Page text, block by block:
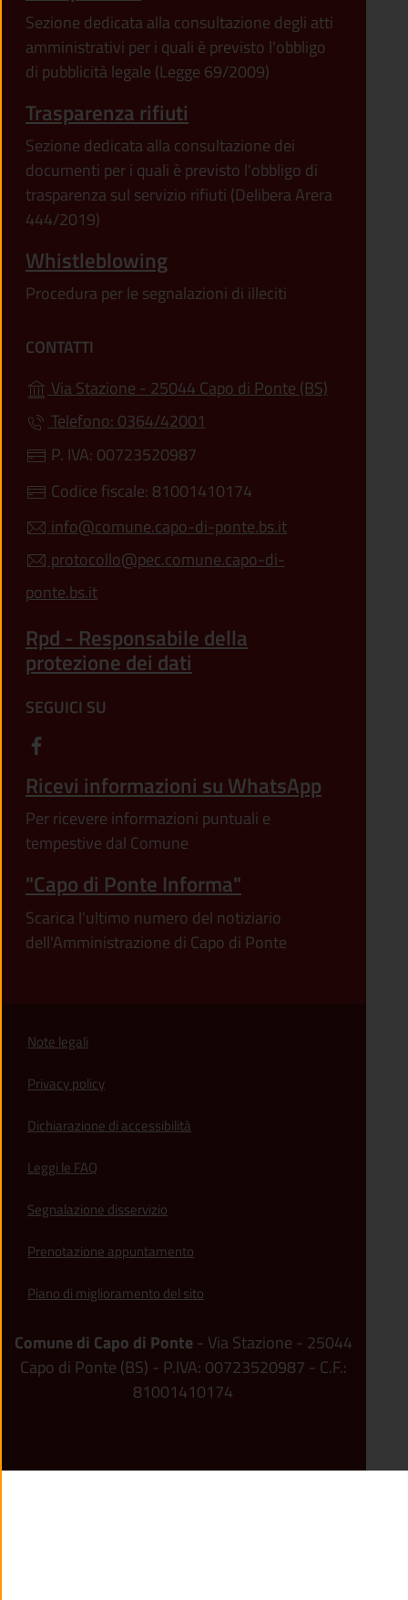
Sezione dedicata alla consultazione degli atti
amministrativi per i quali è previsto l'obbligo
di pubblicità legale (Legge 69/2009)
Trasparenza rifiuti
Sezione dedicata alla consultazione dei
documenti per i quali è previsto l'obbligo di
trasparenza sul servizio rifiuti (Delibera Arera
444/2019)
Whistleblowing
Procedura per le segnalazioni di illeciti
CONTATTI
Via Stazione - 25044 Capo di Ponte (BS)
Telefono: 0364/42001
P. IVA: 00723520987
Codice fiscale: 81001410174
info@comune.capo-di-ponte.bs.it
protocollo@pec.comune.capo-di-
ponte.bs.it
Rpd - Responsabile della
protezione dei dati
SEGUICI SU
Ricevi informazioni su WhatsApp
Per ricevere informazioni puntuali e
tempestive dal Comune
"Capo di Ponte Informa"
Scarica l'ultimo numero del notiziario
dell'Amministrazione di Capo di Ponte
Note legali
Privacy policy
Dichiarazione di accessibilità
Leggi le FAQ
Segnalazione disservizio
Prenotazione appuntamento
Piano di miglioramento del sito
Comune di Capo di Ponte- Via Stazione - 25044
Capo di Ponte (BS) - P.IVA: 00723520987 - C.F.:
81001410174